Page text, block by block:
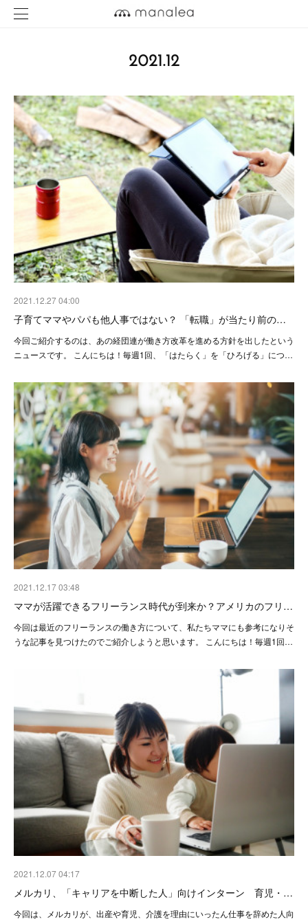
2021.12
2021.12.27 04:00
子育てママやパパも他人事ではない？ 「転職」が当たり前の…
今回ご紹介するのは、あの経団連が働き方改革を進める方針を出したという
ニュースです。 こんにちは！毎週1回、「はたらく」を「ひろげる」につ…
2021.12.17 03:48
ママが活躍できるフリーランス時代が到来か？アメリカのフリ…
今回は最近のフリーランスの働き方について、私たちママにも参考になりそ
うな記事を見つけたのでご紹介しようと思います。 こんにちは！毎週1回…
2021.12.07 04:17
メルカリ、「キャリアを中断した人」向けインターン 育児・…
今回は、メルカリが、出産や育児、介護を理由にいったん仕事を辞めた人向